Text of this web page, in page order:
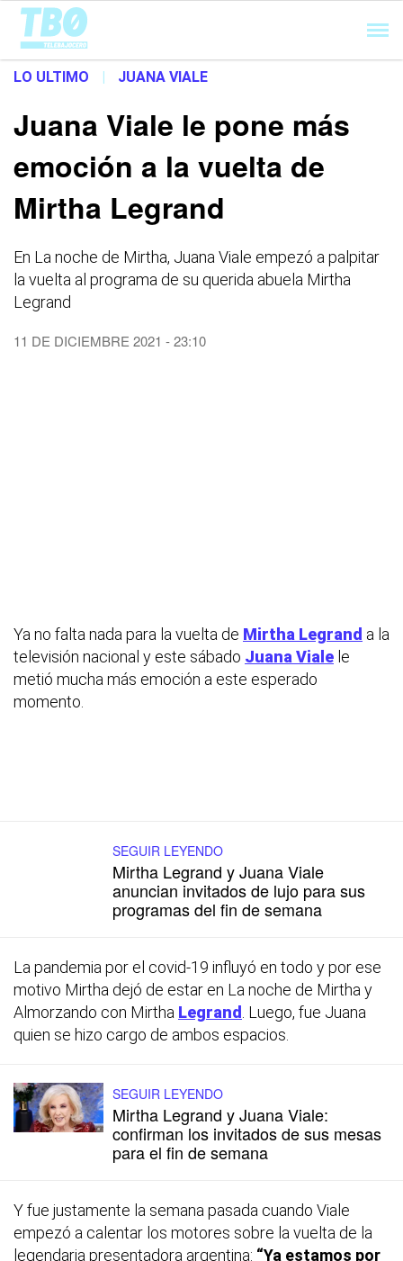
Cargando...
LO ULTIMO | JUANA VIALE
Juana Viale le pone más
emoción a la vuelta de
Mirtha Legrand
En La noche de Mirtha, Juana Viale empezó a palpitar
la vuelta al programa de su querida abuela Mirtha
Legrand
11 DE DICIEMBRE 2021 - 23:10
Ya no falta nada para la vuelta de Mirtha Legrand a la
televisión nacional y este sábado Juana Viale le
metió mucha más emoción a este esperado
momento.
SEGUIR LEYENDO
Mirtha Legrand y Juana Viale
anuncian invitados de lujo para sus
programas del fin de semana
La pandemia por el covid-19 influyó en todo y por ese
motivo Mirtha dejó de estar en La noche de Mirtha y
Almorzando con Mirtha Legrand . Luego, fue Juana
quien se hizo cargo de ambos espacios.
SEGUIR LEYENDO
Mirtha Legrand y Juana Viale:
confirman los invitados de sus mesas
para el fin de semana
Y fue justamente la semana pasada cuando Viale
empezó a calentar los motores sobre la vuelta de la
legendaria presentadora argentina: “Ya estamos por